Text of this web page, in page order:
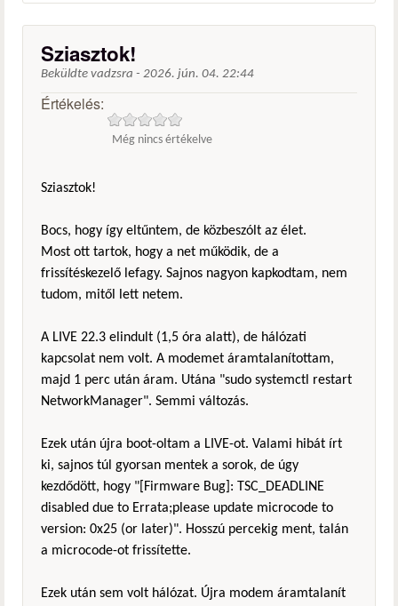
Sziasztok!
Beküldte vadzsra - 2026. jún. 04. 22:44
Értékelés:
Még nincs értékelve
Sziasztok!
Bocs, hogy így eltűntem, de közbeszólt az élet.
Most ott tartok, hogy a net működik, de a
frissítéskezelő lefagy. Sajnos nagyon kapkodtam, nem
tudom, mitől lett netem.
A LIVE 22.3 elindult (1,5 óra alatt), de hálózati
kapcsolat nem volt. A modemet áramtalanítottam,
majd 1 perc után áram. Utána "sudo systemctl restart
NetworkManager". Semmi változás.
Ezek után újra boot-oltam a LIVE-ot. Valami hibát írt
ki, sajnos túl gyorsan mentek a sorok, de úgy
kezdődött, hogy "[Firmware Bug]: TSC_DEADLINE
disabled due to Errata;please update microcode to
version: 0x25 (or later)". Hosszú percekig ment, talán
a microcode-ot frissítette.
Ezek után sem volt hálózat. Újra modem áramtalanít